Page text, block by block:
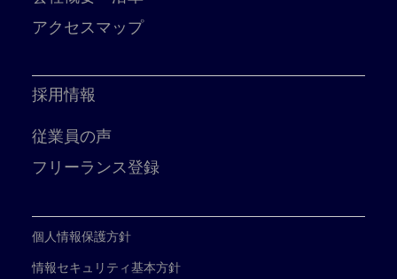
アクセスマップ
採用情報
従業員の声
フリーランス登録
個人情報保護方針
情報セキュリティ基本方針